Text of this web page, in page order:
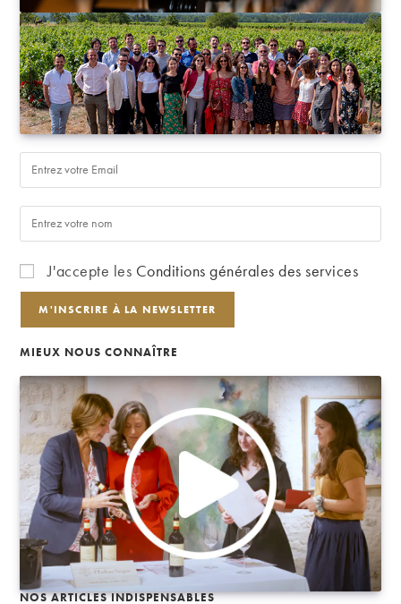
J'accepte les Conditions générales des services
MIEUX NOUS CONNAÎTRE
NOS ARTICLES INDISPENSABLES